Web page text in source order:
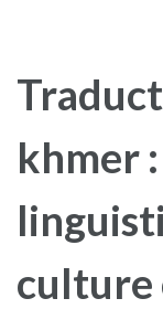
khmer
culture